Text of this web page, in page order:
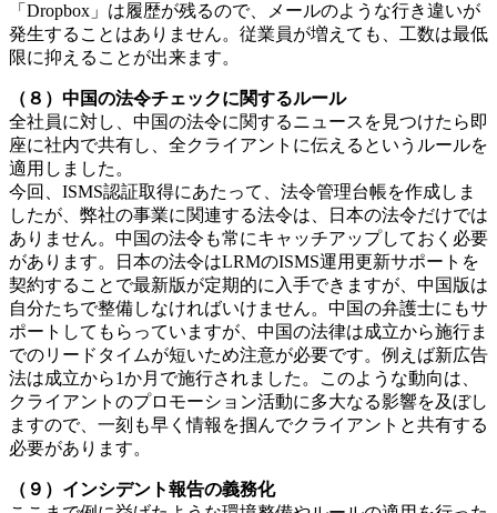
「Dropbox」は履歴が残るので、メールのような行き違いが
発生することはありません。従業員が増えても、工数は最低
限に抑えることが出来ます。
（８）中国の法令チェックに関するルール
全社員に対し、中国の法令に関するニュースを見つけたら即
座に社内で共有し、全クライアントに伝えるというルールを
適用しました。
今回、ISMS認証取得にあたって、法令管理台帳を作成しま
したが、弊社の事業に関連する法令は、日本の法令だけでは
ありません。中国の法令も常にキャッチアップしておく必要
があります。日本の法令はLRMのISMS運用更新サポートを
契約することで最新版が定期的に入手できますが、中国版は
自分たちで整備しなければいけません。中国の弁護士にもサ
ポートしてもらっていますが、中国の法律は成立から施行ま
でのリードタイムが短いため注意が必要です。例えば新広告
法は成立から1か月で施行されました。このような動向は、
クライアントのプロモーション活動に多大なる影響を及ぼし
ますので、一刻も早く情報を掴んでクライアントと共有する
必要があります。
（９）インシデント報告の義務化